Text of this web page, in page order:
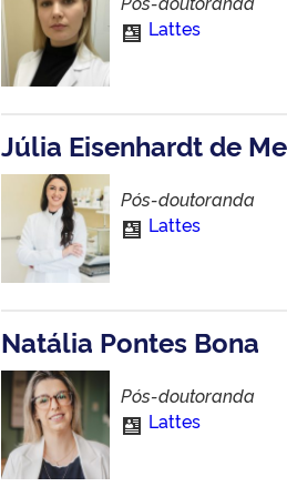
Lattes
Júlia Eisenhardt de
Pós-doutoranda
Lattes
Natália Pontes Bona
Pós-doutoranda
Lattes